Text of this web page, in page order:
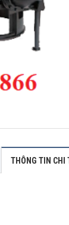
THÔNG TIN CHI